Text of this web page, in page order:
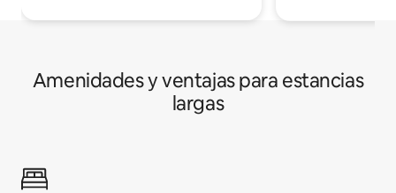
Amenidades y ventajas para estancias
largas